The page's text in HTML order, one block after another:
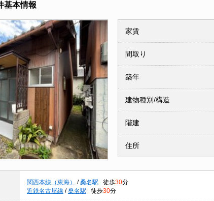
基本情報
家賃
間取り
築年
建物種別/構造
階建
住所
関西本線（東海） / 桑名駅 徒歩30分
近鉄名古屋線 / 桑名駅 徒歩30分